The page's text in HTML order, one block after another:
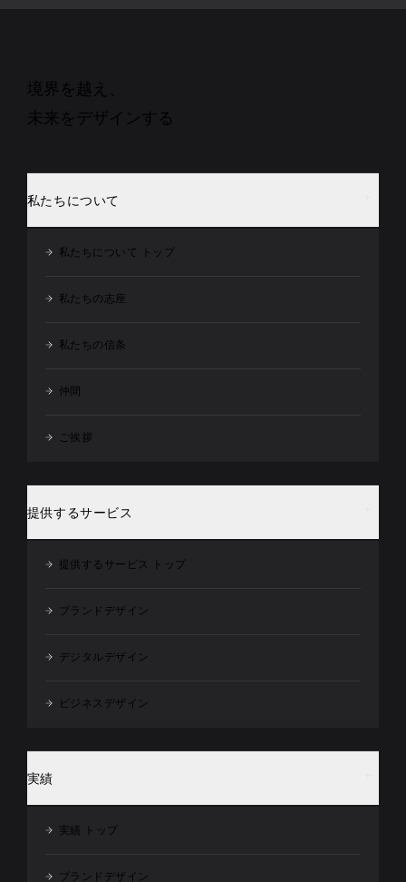
境界を越え、
未来をデザインする
私たちについて
私たちについて トップ
私たちの志座
私たちの信条
仲間
ご挨拶
提供するサービス
提供するサービス トップ
ブランドデザイン
デジタルデザイン
ビジネスデザイン
実績
実績 トップ
ブランドデザイン